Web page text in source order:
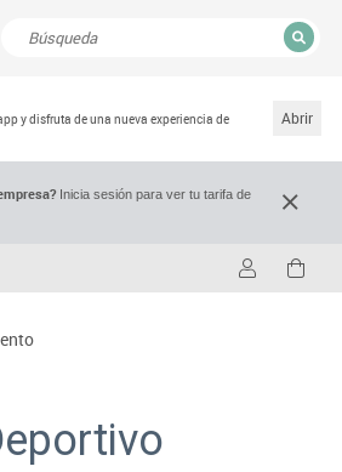
y disfruta de una nueva experiencia de
Abrir
Inicia sesión para ver tu tarifa de